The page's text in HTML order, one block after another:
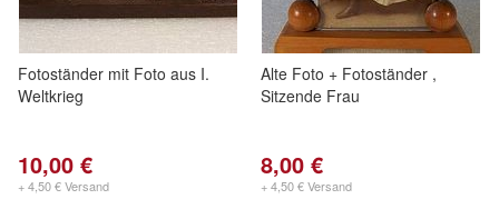
Fotoständer mit Foto aus I.
Weltkrieg
10,00 €
+ 4,50 € Versand
Alte Foto + Fotoständer ,
Sitzende Frau
8,00 €
+ 4,50 € Versand